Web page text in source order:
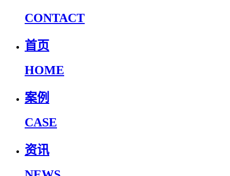
CONTACT
首页
HOME
案例
CASE
资讯